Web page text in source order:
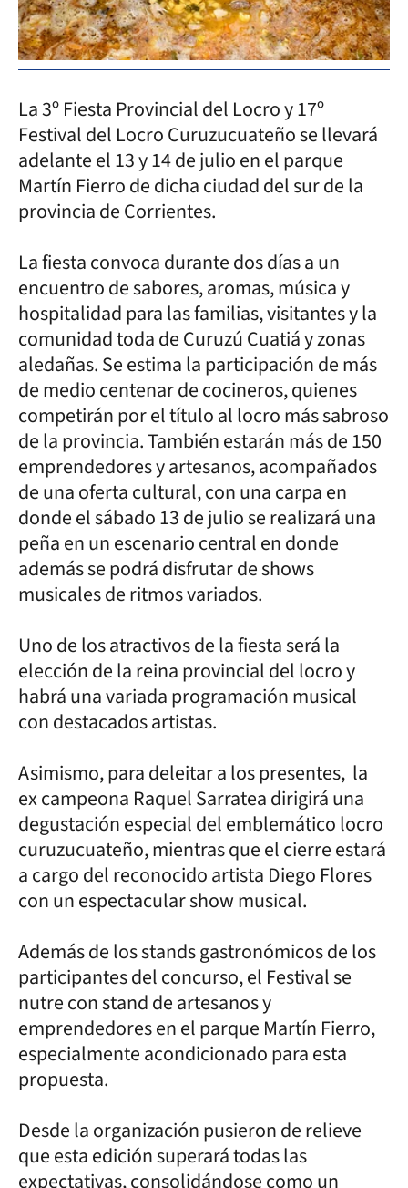
La 3º Fiesta Provincial del Locro y 17º
Festival del Locro Curuzucuateño se llevará
adelante el 13 y 14 de julio en el parque
Martín Fierro de dicha ciudad del sur de la
provincia de Corrientes.
La fiesta convoca durante dos días a un
encuentro de sabores, aromas, música y
hospitalidad para las familias, visitantes y la
comunidad toda de Curuzú Cuatiá y zonas
aledañas. Se estima la participación de más
de medio centenar de cocineros, quienes
competirán por el título al locro más sabroso
de la provincia. También estarán más de 150
emprendedores y artesanos, acompañados
de una oferta cultural, con una carpa en
donde el sábado 13 de julio se realizará una
peña en un escenario central en donde
además se podrá disfrutar de shows
musicales de ritmos variados.
Uno de los atractivos de la fiesta será la
elección de la reina provincial del locro y
habrá una variada programación musical
con destacados artistas.
Asimismo, para deleitar a los presentes, la
ex campeona Raquel Sarratea dirigirá una
degustación especial del emblemático locro
curuzucuateño, mientras que el cierre estará
a cargo del reconocido artista Diego Flores
con un espectacular show musical.
Además de los stands gastronómicos de los
participantes del concurso, el Festival se
nutre con stand de artesanos y
emprendedores en el parque Martín Fierro,
especialmente acondicionado para esta
propuesta.
Desde la organización pusieron de relieve
que esta edición superará todas las
expectativas, consolidándose como un